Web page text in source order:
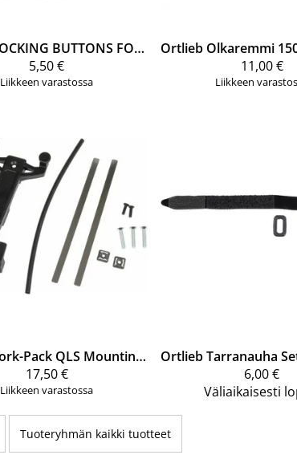
LOCKING BUTTONS FOR RACK THREE
5,50 €
Liikkeen varastossa
Ortlieb
11,00 €
Liikkeen
Fork-Pack QLS Mounting-set
17,50 €
Liikkeen varastossa
Ortlieb
6,00 €
Väliaikaisesti
Tuoteryhmän kaikki tuotteet